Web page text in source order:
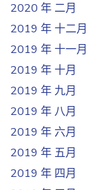
2020 年 二月
2019 年 十二月
2019 年 十一月
2019 年 十月
2019 年 九月
2019 年 八月
2019 年 六月
2019 年 五月
2019 年 四月